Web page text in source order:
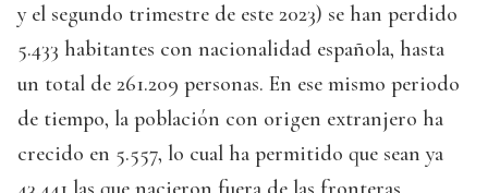
y el segundo trimestre de este 2023) se han perdido
5.433 habitantes con nacionalidad española, hasta
un total de 261.209 personas. En ese mismo periodo
de tiempo, la población con origen extranjero ha
crecido en 5.557, lo cual ha permitido que sean ya